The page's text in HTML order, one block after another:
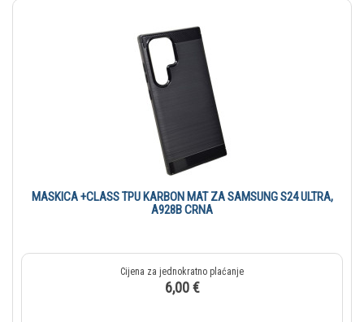
MASKICA +CLASS TPU KARBON MAT ZA SAMSUNG S24 ULTRA,
A928B CRNA
6,00 €